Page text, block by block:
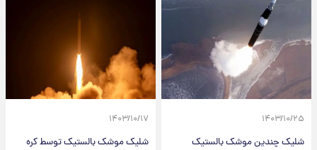
۱۴۰۳/۱۰/۲۵
شلیک چندین موشک بالستیک
۱۴۰۳/۱۰/۱۷
شلیک موشک بالستیک توسط کره